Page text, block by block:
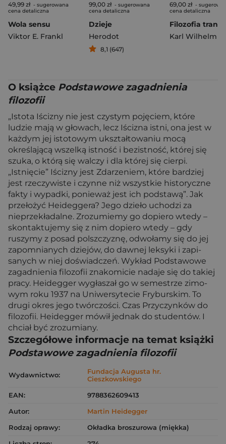
49,99 zł - sugerowana
cena detaliczna
Wola sensu
Viktor E. Frankl
99,00 zł - sugerowana
cena detaliczna
Dzieje
Herodot
8,1 (647)
69,00 zł -
cena detaliczna
O książce Podstawowe zagadnienia
filozofii
„Istota Iścizny nie jest czystym pojęciem, które
ludzie mają w głowach, lecz Iścizna istni, ona jest w
każdym jej istotowym ukształtowaniu mocą
określającą wszelką istność i bezistność, której się
szuka, o którą się walczy i dla której się cierpi.
„Istnięcie” Iścizny jest Zdarzeniem, które bardziej
jest rzeczywiste i czynne niż wszystkie historyczne
fakty i wypadki, ponieważ jest ich podstawą”. Jak
przełożyć Heideggera? Jego dzieło uchodzi za
nieprzekładalne. Zrozumiemy go dopiero wtedy –
skontaktujemy się z nim dopiero wtedy – gdy
ruszymy z posad polszczyznę, odwołamy się do jej
zapomnianych dziejów, do dawnej leksyki i zapi­
sanych w niej doświadczeń. Wykład Podstawowe
zagadnienia filozofii znakomicie nadaje się do takiej
pracy. Heidegger wygłaszał go w semestrze zimo­
wym roku 1937 na Uniwersytecie Fryburskim. To
drugi okres jego twórczości. Czas Przyczynków do
filozofii. Heidegger mówił jednak do studentów. I
chciał być zrozumiany.
Szczegółowe informacje na temat książki
Podstawowe zagadnienia filozofii
Wydawnictwo:
Fundacja Augusta hr.
Cieszkowskiego
EAN:
9788362609413
Autor:
Martin Heidegger
Rodzaj oprawy:
Okładka broszurowa (miękka)